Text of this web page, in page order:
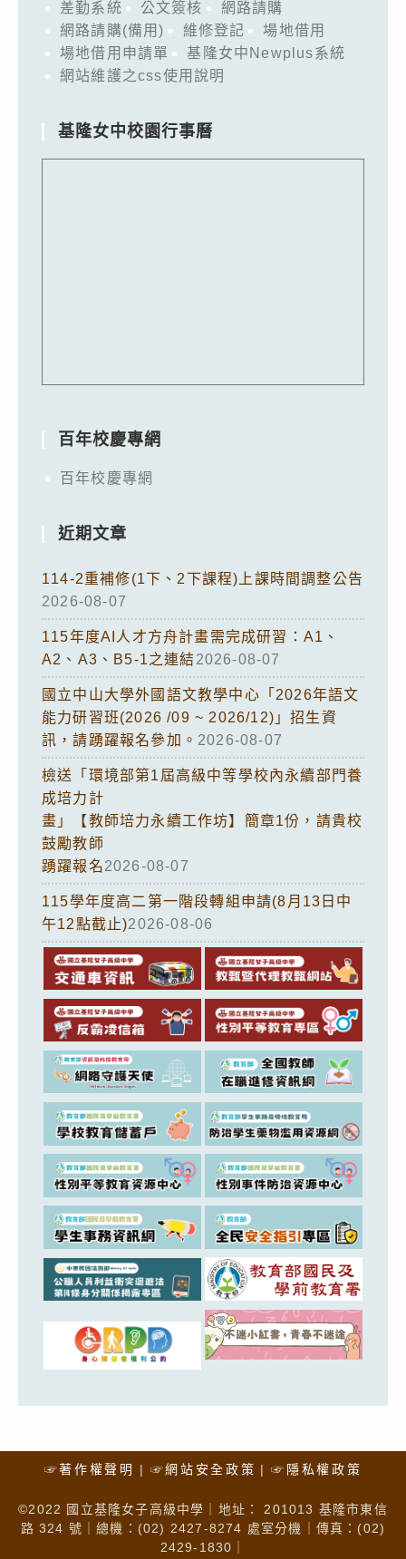
差勤系統 公文簽核
網路請購
網路請購(備用)
維修登記
場地借用
場地借用申請單
基隆女中Newplus系統
網站維護之css使用說明
基隆女中校園行事曆
百年校慶專網
百年校慶專網
近期文章
114-2重補修(1下、2下課程)上課時間調整公告
2026-08-07
115年度AI人才方舟計畫需完成研習：A1、
A2、A3、B5-1之連結2026-08-07
國立中山大學外國語文教學中心「2026年語文
能力研習班(2026 /09 ~ 2026/12)」招生資
訊，請踴躍報名參加。 2026-08-07
檢送「環境部第1屆高級中等學校內永續部門養
成培力計
畫」【教師培力永續工作坊】簡章1份，請貴校
鼓勵教師
踴躍報名2026-08-07
115學年度高二第一階段轉組申請(8月13日中
午12點截止)2026-08-06
☞著作權聲明 ☞網站安全政策 ☞隱私權政策
©2022 國立基隆女子高級中學｜地址： 201013 基隆市東信
路 324 號｜總機：(02) 2427-8274 處室分機｜傳真：(02)
2429-1830｜